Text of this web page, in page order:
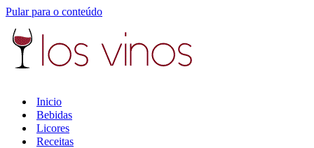
Pular para o conteúdo
Inicio
Bebidas
Licores
Receitas